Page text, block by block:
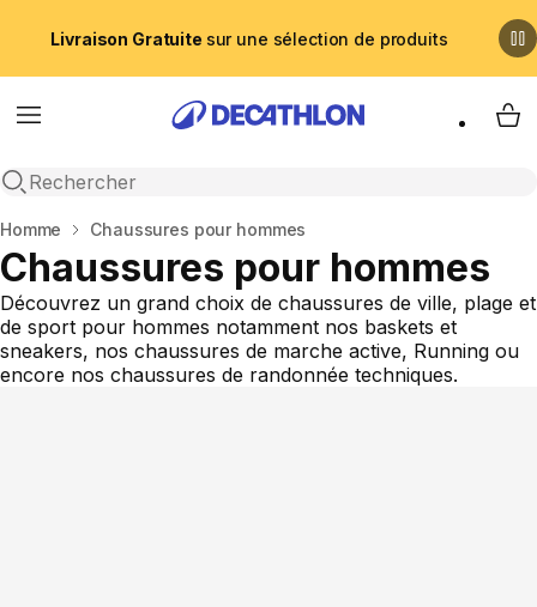
Livraison Gratuite sur une sélection de produits
Menu
Recherche ouverte
My
Accueil
Homme Chaussures pour hommes
Chaussures pour hommes
Découvrez un grand choix de chaussures de ville, plage et
de sport pour hommes notamment nos baskets et
sneakers, nos chaussures de marche active, Running ou
encore nos chaussures de randonnée techniques.